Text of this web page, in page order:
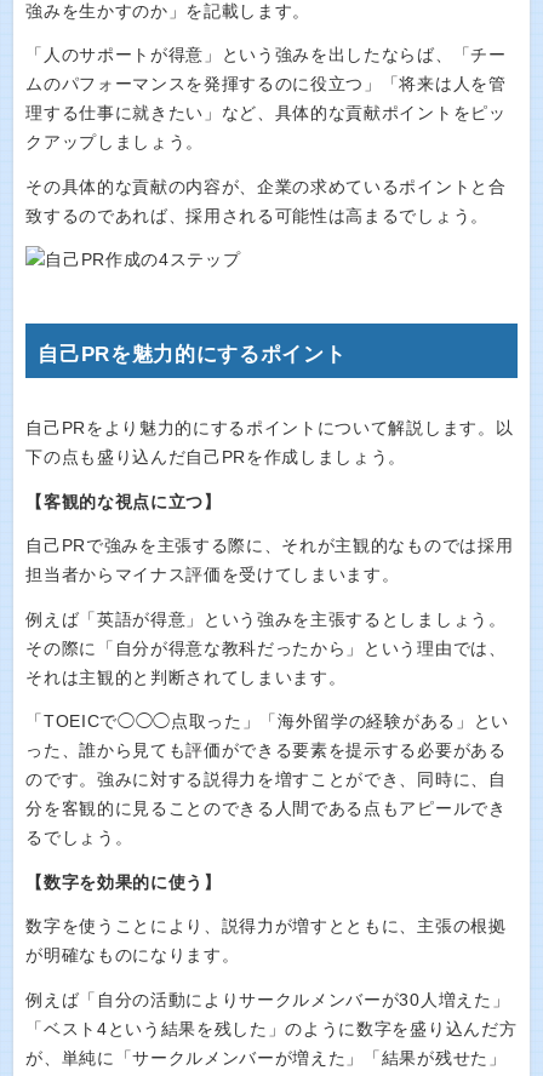
強みを生かすのか」を記載します。
「人のサポートが得意」という強みを出したならば、「チー
ムのパフォーマンスを発揮するのに役立つ」「将来は人を管
理する仕事に就きたい」など、具体的な貢献ポイントをピッ
クアップしましょう。
その具体的な貢献の内容が、企業の求めているポイントと合
致するのであれば、採用される可能性は高まるでしょう。
自己PRを魅力的にするポイント
自己PRをより魅力的にするポイントについて解説します。以
下の点も盛り込んだ自己PRを作成しましょう。
【客観的な視点に立つ】
自己PRで強みを主張する際に、それが主観的なものでは採用
担当者からマイナス評価を受けてしまいます。
例えば「英語が得意」という強みを主張するとしましょう。
その際に「自分が得意な教科だったから」という理由では、
それは主観的と判断されてしまいます。
「TOEICで◯◯◯点取った」「海外留学の経験がある」とい
った、誰から見ても評価ができる要素を提示する必要がある
のです。強みに対する説得力を増すことができ、同時に、自
分を客観的に見ることのできる人間である点もアピールでき
るでしょう。
【数字を効果的に使う】
数字を使うことにより、説得力が増すとともに、主張の根拠
が明確なものになります。
例えば「自分の活動によりサークルメンバーが30人増えた」
「ベスト4という結果を残した」のように数字を盛り込んだ方
が、単純に「サークルメンバーが増えた」「結果が残せた」